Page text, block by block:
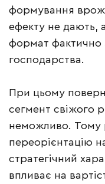
формування
ефекту не дають,
формат фактично
господарства.
При цьому
сегмент свіжого
неможливо. Тому
переорієнтацію
стратегічний
впливає на